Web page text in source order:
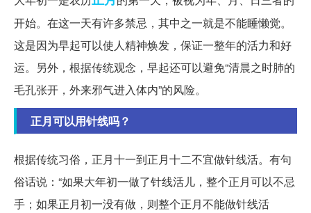
开始。在这一天有许多禁忌，其中之一就是不能睡懒觉。
这是因为早起可以使人精神焕发，保证一整年的活力和好
运。另外，根据传统观念，早起还可以避免“清晨之时肺的
毛孔张开，外来邪气进入体内”的风险。
正月可以用针线吗？
根据传统习俗，正月十一到正月十二不宜做针线活。有句
俗话说：“如果大年初一做了针线活儿，整个正月可以不忌
手；如果正月初一没有做，则整个正月不能做针线活